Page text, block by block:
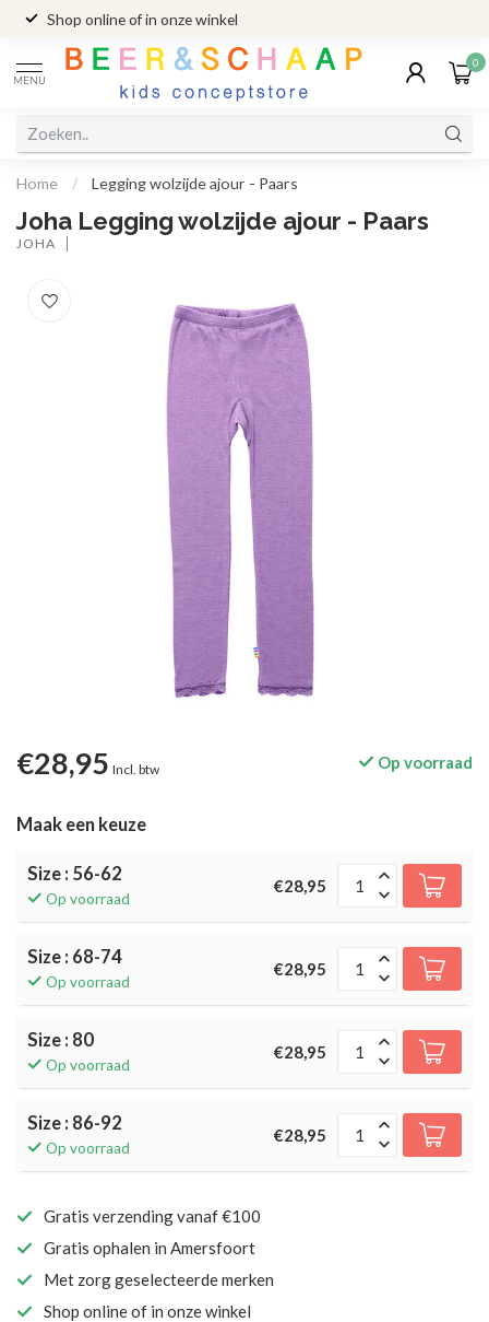
Shop online of in onze winkel
MENU
0
Home / Legging wolzijde ajour - Paars
Joha Legging wolzijde ajour - Paars
JOHA
€28,95 Incl. btw Op voorraad
Maak een keuze
Size : 56-62
Op voorraad
€28,95
Size : 68-74
Op voorraad
€28,95
Size : 80
Op voorraad
€28,95
Size : 86-92
Op voorraad
€28,95
Gratis verzending vanaf €100
Gratis ophalen in Amersfoort
Met zorg geselecteerde merken
Shop online of in onze winkel